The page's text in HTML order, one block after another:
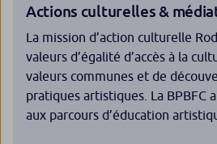
Actions culturelles &
La mission d’action culturelle
valeurs d’égalité d’accès à la
valeurs communes et de
pratiques artistiques. La BPBFC
aux parcours d’éducation